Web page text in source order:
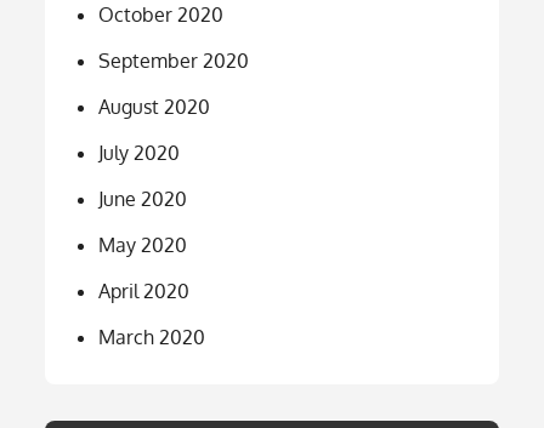
October 2020
September 2020
August 2020
July 2020
June 2020
May 2020
April 2020
March 2020